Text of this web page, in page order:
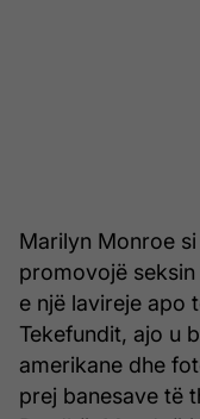
Marilyn Monroe
promovojë
e një lavireje apo
Tekefundit, ajo u
amerikane dhe
prej banesave të